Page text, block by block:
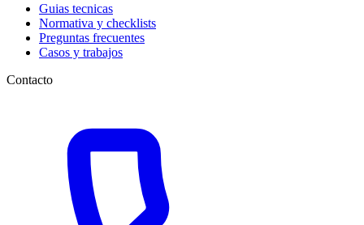
Guias tecnicas
Normativa y checklists
Preguntas frecuentes
Casos y trabajos
Contacto